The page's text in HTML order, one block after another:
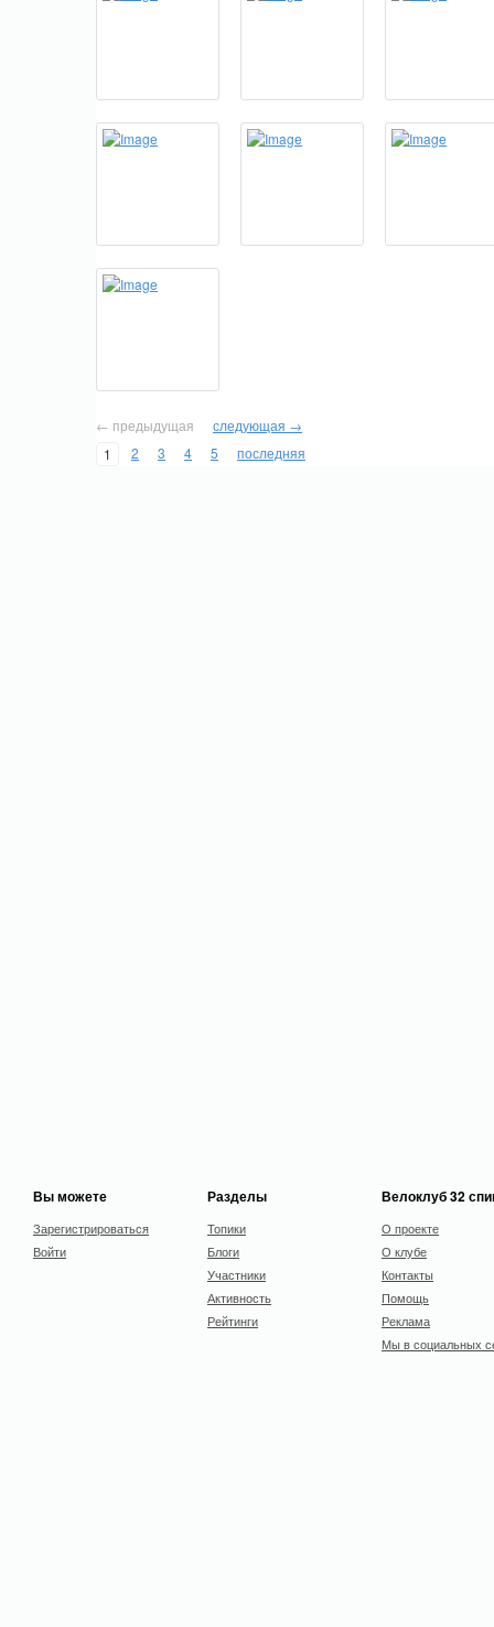
← предыдущая
следующая →
1
2 3 4 5 последняя
Вы можете
Зарегистрироваться
Войти
Разделы
Топики
Блоги
Участники
Активность
Рейтинги
Велоклуб 32
О проекте
О клубе
Контакты
Помощь
Реклама
Мы в социальных